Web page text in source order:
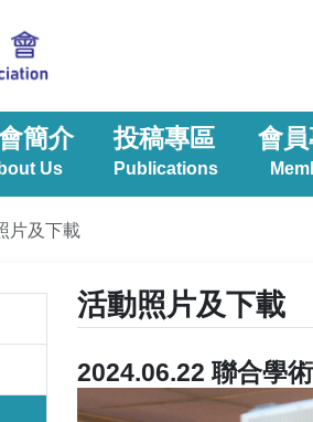
簡介
Us
投稿專區
Publications
會
片及下載
活動照片及下載
2024.06.22 聯合學